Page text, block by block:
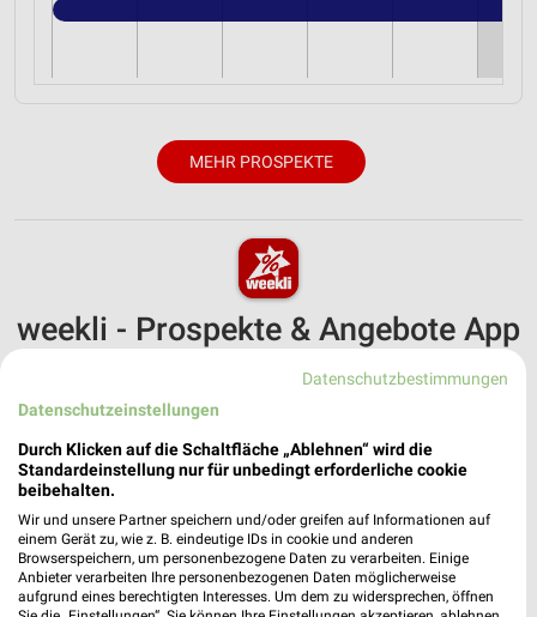
MEHR PROSPEKTE
weekli - Prospekte & Angebote App
Alle OBI Angebote immer griffbereit – mit der kostenlosen
✔Standortgenaue Angebote
✔Folge deinem Lieblingshändler
✔Push-Benachrichtigungen bei neuen Prospekten
✔Einkaufsliste - Einkauf stressfrei planen
JETZT LADEN UND SPAREN!
Datenschutzbestimmungen
Datenschutzeinstellungen
Durch Klicken auf die Schaltfläche „Ablehnen“ wird die
Standardeinstellung nur für unbedingt erforderliche cookie
beibehalten.
Wir und unsere Partner speichern und/oder greifen auf Informationen auf
einem Gerät zu, wie z. B. eindeutige IDs in cookie und anderen
Browserspeichern, um personenbezogene Daten zu verarbeiten. Einige
Anbieter verarbeiten Ihre personenbezogenen Daten möglicherweise
aufgrund eines berechtigten Interesses. Um dem zu widersprechen, öffnen